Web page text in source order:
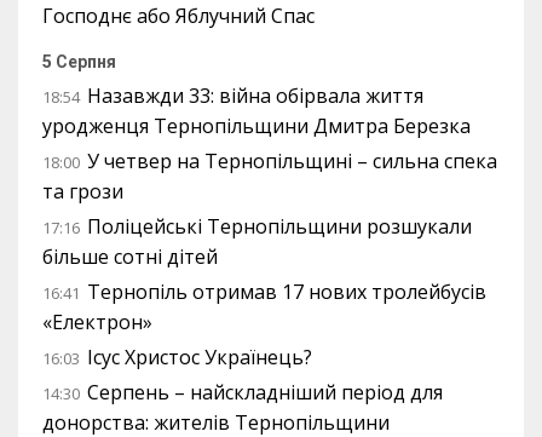
Господнє або Яблучний Спас
5 Серпня
18:54 Назавжди 33: війна обірвала життя
уродженця Тернопільщини Дмитра Березка
18:00 У четвер на Тернопільщині – сильна спека
та грози
17:16 Поліцейські Тернопільщини розшукали
більше сотні дітей
16:41 Тернопіль отримав 17 нових тролейбусів
«Електрон»
16:03 Ісус Христос Українець?
14:30 Серпень – найскладніший період для
донорства: жителів Тернопільщини